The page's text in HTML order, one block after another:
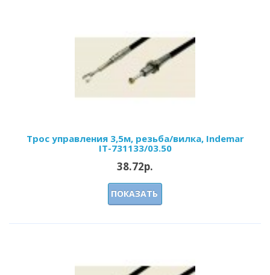
Трос управления 3,5м, резьба/вилка, Indemar
IT-731133/03.50
38.72р.
ПОКАЗАТЬ